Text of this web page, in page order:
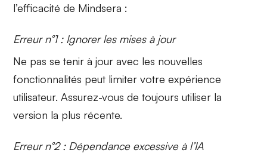
l’efficacité de Mindsera :
Erreur n°1 : Ignorer les mises à jour
Ne pas se tenir à jour avec les nouvelles
fonctionnalités peut limiter votre expérience
utilisateur. Assurez-vous de toujours utiliser la
version la plus récente.
Erreur n°2 : Dépendance excessive à l’IA